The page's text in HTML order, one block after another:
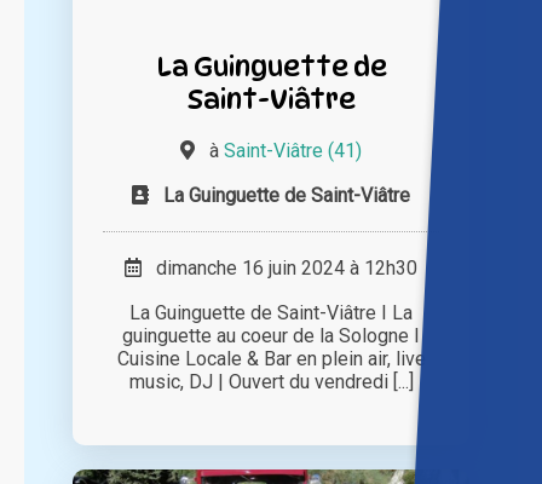
La Guinguette de
Saint-Viâtre
à Saint-Viâtre (41)
La Guinguette de Saint-Viâtre
dimanche 16 juin 2024 à 12h30
La Guinguette de Saint-Viâtre I La
guinguette au coeur de la Sologne I
Cuisine Locale & Bar en plein air, live
music, DJ | Ouvert du vendredi [...]